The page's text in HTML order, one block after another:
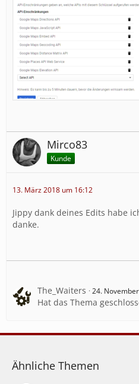
Mirco83
Kunde
13. März 2018 um 16:12
Jippy dank deines Edits habe
danke.
The_Waiters 24.
Hat das Thema
Ähnliche Themen